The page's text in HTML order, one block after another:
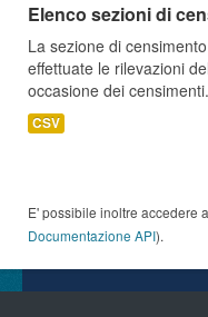
Elenco sezioni di
La sezione di
effettuate le rilevazioni
occasione dei
CSV
E' possibile inoltre accedere
Documentazione API).